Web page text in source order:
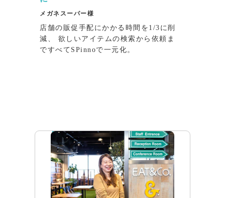
メガネスーパー様
店舗の販促⼿配にかかる時間を1/3に削
減、 欲しいアイテムの検索から依頼ま
ですべてSPinnoで⼀元化。